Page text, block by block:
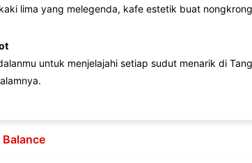
lima yang melegenda, kafe estetik buat
untuk menjelajahi setiap sudut menarik di
Balance